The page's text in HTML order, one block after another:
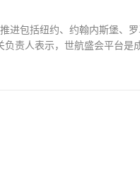
进包括纽约、约翰内斯堡、
责人表示，世航盛会平台